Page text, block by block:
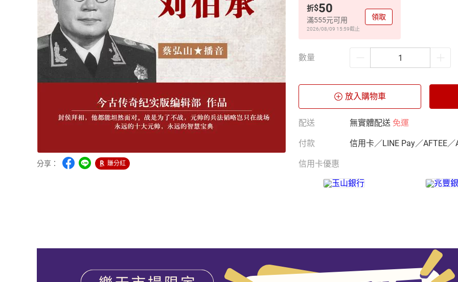
分享： 賺分紅
折$50
滿555元可用
2026/08/09 15:59截止
領取
數量
放入購物車
配送 無實體配送 免運
付款 信用卡／LINE Pay／AFTEE／
信用卡優惠